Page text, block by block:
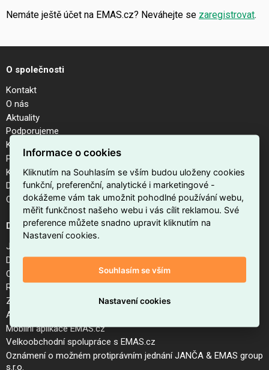
Nemáte ještě účet na EMAS.cz? Neváhejte se zaregistrovat.
O společnosti
Kontakt
O nás
Aktuality
Podporujeme
Kalendář akcí
Pobočky
Kariéra
Dodavatelé
Odhlášení z newsletteru
Důležité odkazy
Jak nakupovat na EMAS.cz
Doprava a platba
Obchodní podmínky internetového obchodu EMAS.cz
Reklamační řád a postup pro vrácení zboží
Zásady zpracování osobních údajů (GDPR)
Aktuální ceník
Mobilní aplikace EMAS.cz
Velkoobchodní spolupráce s EMAS.cz
Oznámení o možném protiprávním jednání JANČA & EMAS group
s.r.o.
Informace o cookies
Kliknutím na Souhlasím se vším budou uloženy cookies
funkční, preferenční, analytické i marketingové -
dokážeme vám tak umožnit pohodlné používání webu,
měřit funkčnost našeho webu i vás cílit reklamou. Své
preference můžete snadno upravit kliknutím na
Nastavení cookies.
Souhlasím se vším
Nastavení cookies